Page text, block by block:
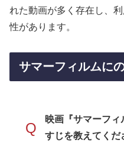
れた動画が多く存在し、
性があります。
サマーフィルムに
Q
映画『サマーフィ
すじを教えてくだ